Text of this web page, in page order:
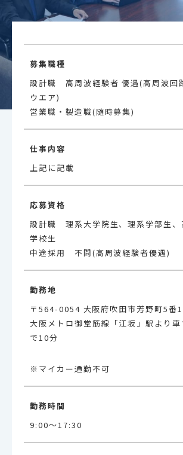
募集職種
設計職 高周波経験者 優遇(高周波回
ウエア)
営業職・製造職(随時募集)
仕事内容
上記に記載
応募資格
設計職 理系大学院生、理系学部生、
学校生
中途採用 不問(高周波経験者優遇)
勤務地
〒564-0054 大阪府吹田市芳野町5番
大阪メトロ御堂筋線「江坂」駅より
で10分
※マイカー通勤不可
勤務時間
9:00～17:30